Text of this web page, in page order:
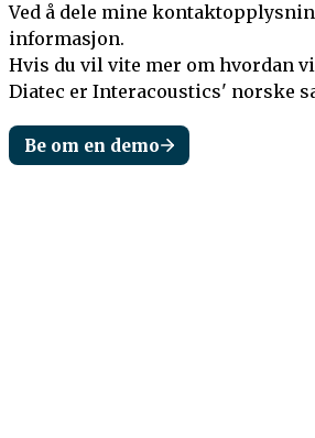
Ved å dele mine
informasjon.
Hvis du vil vite mer om hvordan
Diatec er Interacoustics' norske
Be om en demo